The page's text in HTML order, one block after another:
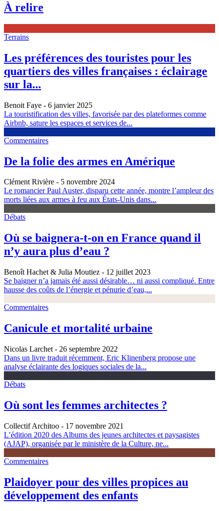
À relire
Terrains
Les préférences des touristes pour les
quartiers des villes françaises : éclairage
sur la...
Benoit Faye - 6 janvier 2025
La touristification des villes, favorisée par des plateformes comme
Airbnb, sature les espaces et services de...
Commentaires
De la folie des armes en Amérique
Clément Rivière - 5 novembre 2024
Le romancier Paul Auster, disparu cette année, montre l’ampleur des
morts liées aux armes à feu aux États-Unis dans...
Débats
Où se baignera-t-on en France quand il
n’y aura plus d’eau ?
Benoît Hachet & Julia Moutiez - 12 juillet 2023
Se baigner n’a jamais été aussi désirable… ni aussi compliqué. Entre
hausse des coûts de l’énergie et pénurie d’eau,...
Commentaires
Canicule et mortalité urbaine
Nicolas Larchet - 26 septembre 2022
Dans un livre traduit récemment, Eric Klinenberg propose une
analyse éclairante des logiques sociales de la...
Débats
Où sont les femmes architectes ?
Collectif Architoo - 17 novembre 2021
L’édition 2020 des Albums des jeunes architectes et paysagistes
(AJAP), organisée par le ministère de la Culture, ne...
Commentaires
Plaidoyer pour des villes propices au
développement des enfants